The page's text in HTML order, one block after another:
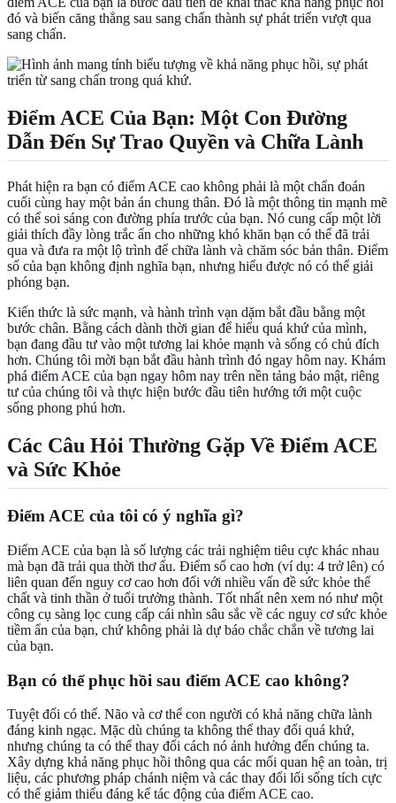
đó và biến căng thẳng sau sang chấn thành sự phát triển vượt qua
sang chấn.
Điểm ACE Của Bạn: Một Con Đường
Dẫn Đến Sự Trao Quyền và Chữa Lành
Phát hiện ra bạn có điểm ACE cao không phải là một chẩn đoán
cuối cùng hay một bản án chung thân. Đó là một thông tin mạnh mẽ
có thể soi sáng con đường phía trước của bạn. Nó cung cấp một lời
giải thích đầy lòng trắc ẩn cho những khó khăn bạn có thể đã trải
qua và đưa ra một lộ trình để chữa lành và chăm sóc bản thân. Điểm
số của bạn không định nghĩa bạn, nhưng hiểu được nó có thể giải
phóng bạn.
Kiến thức là sức mạnh, và hành trình vạn dặm bắt đầu bằng một
bước chân. Bằng cách dành thời gian để hiểu quá khứ của mình,
bạn đang đầu tư vào một tương lai khỏe mạnh và sống có chủ đích
hơn. Chúng tôi mời bạn bắt đầu hành trình đó ngay hôm nay. Khám
phá điểm ACE của bạn ngay hôm nay trên nền tảng bảo mật, riêng
tư của chúng tôi và thực hiện bước đầu tiên hướng tới một cuộc
sống phong phú hơn.
Các Câu Hỏi Thường Gặp Về Điểm ACE
và Sức Khỏe
Điểm ACE của tôi có ý nghĩa gì?
Điểm ACE của bạn là số lượng các trải nghiệm tiêu cực khác nhau
mà bạn đã trải qua thời thơ ấu. Điểm số cao hơn (ví dụ: 4 trở lên) có
liên quan đến nguy cơ cao hơn đối với nhiều vấn đề sức khỏe thể
chất và tinh thần ở tuổi trưởng thành. Tốt nhất nên xem nó như một
công cụ sàng lọc cung cấp cái nhìn sâu sắc về các nguy cơ sức khỏe
tiềm ẩn của bạn, chứ không phải là dự báo chắc chắn về tương lai
của bạn.
Bạn có thể phục hồi sau điểm ACE cao không?
Tuyệt đối có thể. Não và cơ thể con người có khả năng chữa lành
đáng kinh ngạc. Mặc dù chúng ta không thể thay đổi quá khứ,
nhưng chúng ta có thể thay đổi cách nó ảnh hưởng đến chúng ta.
Xây dựng khả năng phục hồi thông qua các mối quan hệ an toàn, trị
liệu, các phương pháp chánh niệm và các thay đổi lối sống tích cực
có thể giảm thiểu đáng kể tác động của điểm ACE cao.